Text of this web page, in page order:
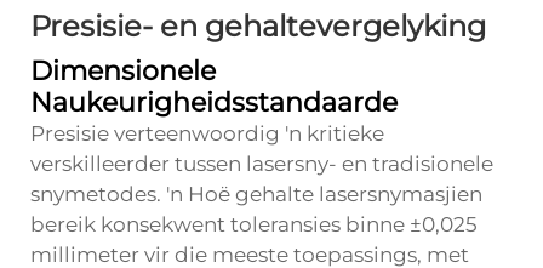
Presisie- en gehaltevergelyking
Dimensionele
Naukeurigheidsstandaarde
Presisie verteenwoordig 'n kritieke
verskilleerder tussen lasersny- en tradisionele
snymetodes. 'n Hoë gehalte lasersnymasjien
bereik konsekwent toleransies binne ±0,025
millimeter vir die meeste toepassings, met